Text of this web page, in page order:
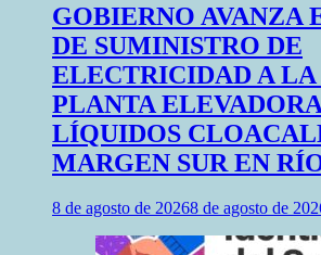
GOBIERNO AVANZA
DE SUMINISTRO DE
ELECTRICIDAD A LA
PLANTA
LÍQUIDOS
MARGEN SUR EN
8 de agosto de 20268 de agosto de